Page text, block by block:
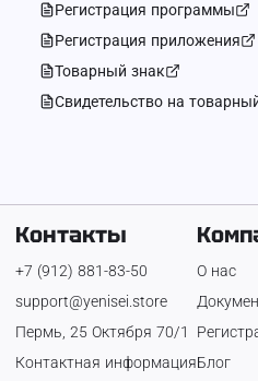
Регистрация программы
Регистрация приложения
Товарный знак
Свидетельство на
Контакты
+7 (912) 881-83-50
support@yenisei.store
Пермь, 25 Октября 70/1
Контактная информация
О нас
Блог